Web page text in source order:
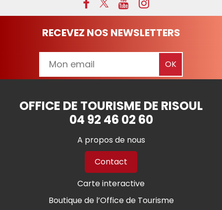
RECEVEZ NOS NEWSLETTERS
OFFICE DE TOURISME DE RISOUL
04 92 46 02 60
A propos de nous
Contact
Carte interactive
Boutique de l’Office de Tourisme